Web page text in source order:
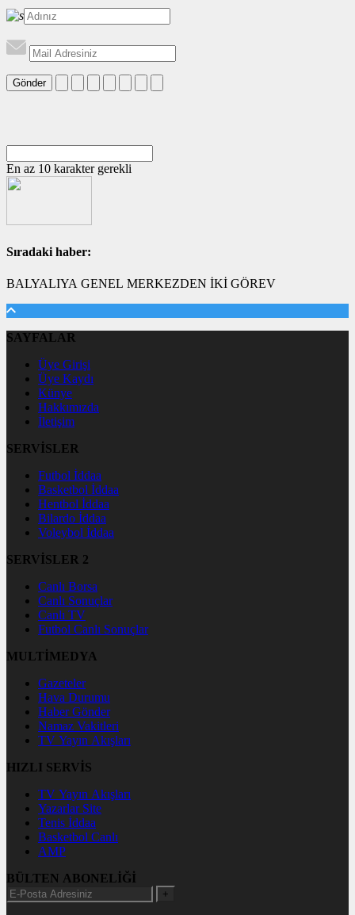
Gönder
En az 10 karakter gerekli
Sıradaki haber:
BALYALIYA GENEL MERKEZDEN İKİ GÖREV
SAYFALAR
Üye Girişi
Üye Kaydı
Künye
Hakkımızda
İletişim
SERVİSLER
Futbol İddaa
Basketbol İddaa
Hentbol İddaa
Bilardo İddaa
Voleybol İddaa
SERVİSLER 2
Canlı Borsa
Canlı Sonuçlar
Canlı TV
Futbol Canlı Sonuçlar
MULTİMEDYA
Gazeteler
Hava Durumu
Haber Gönder
Namaz Vakitleri
TV Yayın Akışları
HIZLI SERVİS
TV Yayın Akışları
Yazarlar Site
Tenis İddaa
Basketbol Canlı
AMP
BÜLTEN ABONELİĞİ
+